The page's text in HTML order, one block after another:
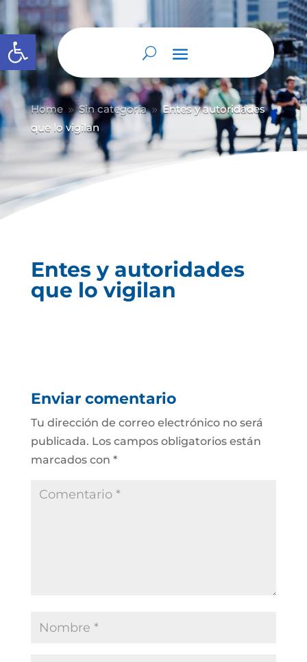
Abrir barra de herramientas
Home 9 Sin categoría 9 Entes y autoridades
que lo vigilan
Entes y autoridades
que lo vigilan
Enviar comentario
Tu dirección de correo electrónico no será
publicada. Los campos obligatorios están
marcados con *